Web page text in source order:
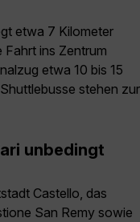
etwa 7 Kilometer
ins Zentrum
etwa 10 bis 15
stehen zur
unbedingt
Castello, das
San Remy sowie